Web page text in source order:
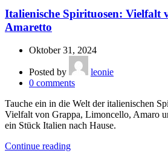
Italienische Spirituosen: Vielfalt
Amaretto
Oktober 31, 2024
Posted by
leonie
0 comments
Tauche ein in die Welt der italienischen
Vielfalt von Grappa, Limoncello, Amaro
ein Stück Italien nach Hause.
Continue reading